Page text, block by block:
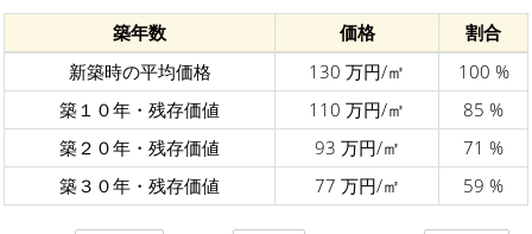
築年数 価格
割合
新築時の平均価格
130 万円/㎡
100 %
築１０年・残存価値
110 万円/㎡
85 %
築２０年・残存価値
93 万円/㎡
71 %
築３０年・残存価値
77 万円/㎡ 59 %